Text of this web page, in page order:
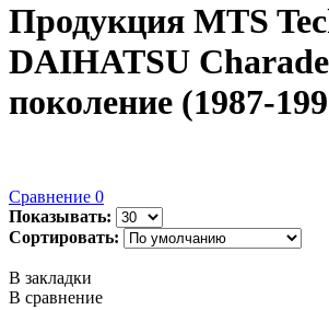
Продукция MTS
DAIHATSU
поколение (1987-
Сравнение 0
Показывать:
Сортировать:
В закладки
В сравнение